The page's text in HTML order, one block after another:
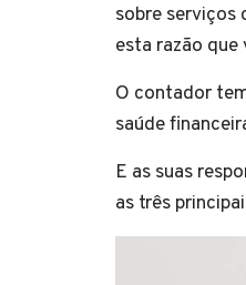
sobre serviços
esta razão
O contador
saúde
E as suas
as três